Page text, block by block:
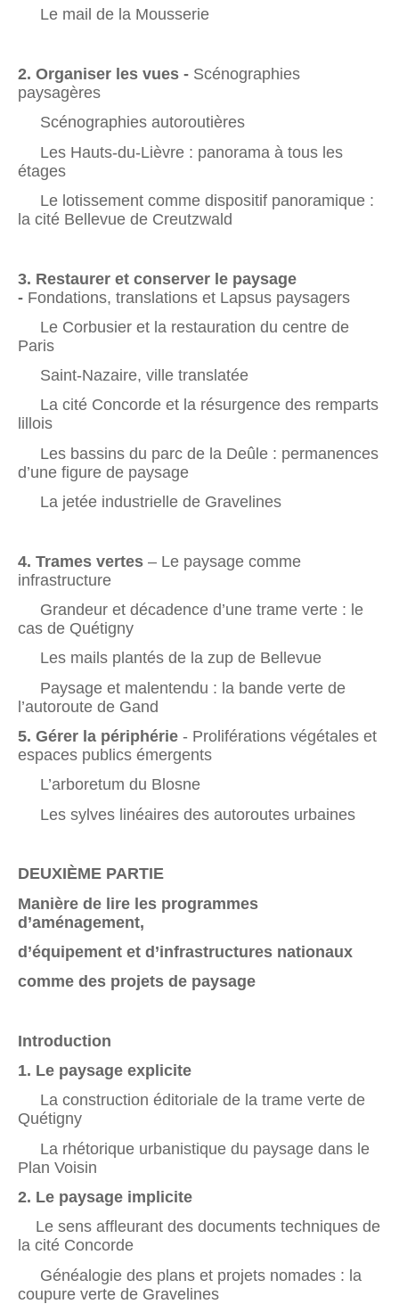
Le mail de la Mousserie
2. Organiser les vues - Scénographies
paysagères
Scénographies autoroutières
Les Hauts-du-Lièvre : panorama à tous les
étages
Le lotissement comme dispositif panoramique :
la cité Bellevue de Creutzwald
3. Restaurer et conserver le paysage
- Fondations, translations et Lapsus paysagers
Le Corbusier et la restauration du centre de
Paris
Saint-Nazaire, ville translatée
La cité Concorde et la résurgence des remparts
lillois
Les bassins du parc de la Deûle : permanences
d’une figure de paysage
La jetée industrielle de Gravelines
4. Trames vertes – Le paysage comme
infrastructure
Grandeur et décadence d’une trame verte : le
cas de Quétigny
Les mails plantés de la zup de Bellevue
Paysage et malentendu : la bande verte de
l’autoroute de Gand
5. Gérer la périphérie - Proliférations végétales et
espaces publics émergents
L’arboretum du Blosne
Les sylves linéaires des autoroutes urbaines
DEUXIÈME PARTIE
Manière de lire les programmes
d’aménagement,
d’équipement et d’infrastructures nationaux
comme des projets de paysage
Introduction
1. Le paysage explicite
La construction éditoriale de la trame verte de
Quétigny
La rhétorique urbanistique du paysage dans le
Plan Voisin
2. Le paysage implicite
Le sens affleurant des documents techniques de
la cité Concorde
Généalogie des plans et projets nomades : la
coupure verte de Gravelines